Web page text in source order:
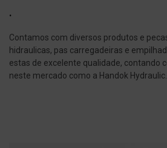
.
Contamos com diversos produtos e
hidraulicas, pas carregadeiras e
estas de excelente qualidade, contando
neste mercado como a Handok Hydraulic.